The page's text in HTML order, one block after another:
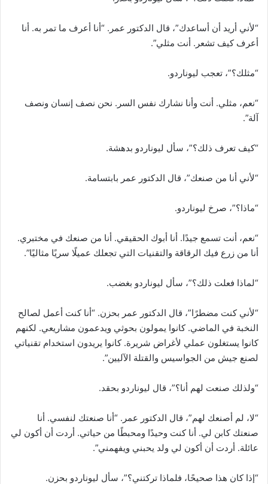
“لأني أريد أن أساعدك”، قال الدكتور عمر. “أنا أعرف ما تمر به. أنا
أعرف كيف تشعر. أنت مثلي”.
“مثلك؟”، تعجب ليوناردو.
“نعم، مثلي. أنت وأنا نشارك نفس السر. نحن نصف إنسان ونصف
آلة”.
“كيف تعرف ذلك؟”، سأل ليوناردو بدهشة.
“لأني أنا من صنعك”، قال الدكتور عمر بابتسامة.
“ماذا؟”، صرخ ليوناردو.
“نعم، أنت تسمع جيدًا. أنا أبوك الحقيقي. أنا من صنعك في مختبري.
أنا من زرع فيك الرقاقة والتقنيات التي تجعلك عميلًا سريًا مثاليًا”.
“لماذا فعلت ذلك؟”، سأل ليوناردو بغضب.
“لأني كنت مضطرًا”، قال الدكتور عمر بحزن. “أنا كنت أعمل لصالح
النخبة في الماضي. كانوا يمولون بحوثي ويدعمون مشاريعي. لكنهم
كانوا يستغلون عملي لأغراض شريرة. كانوا يريدون استخدام تقنياتي
لصنع جيش من الجواسيس والقتلة الآليين”.
“ولذلك صنعت لهم أنا؟”، قال ليوناردو بحقد.
“لا، لم أصنعك لهم”، قال الدكتور عمر. “أنا صنعتك لنفسي. أنا
صنعتك كابن لي. أنا كنت وحيدًا ومحبطًا من حياتي. أردت أن أكون لي
عائلة. أردت أن أكون لي ولد يحبني ويفهمني”.
“إذا كان هذا صحيحًا، فلماذا تركتني؟”، سأل ليوناردو بحزن.